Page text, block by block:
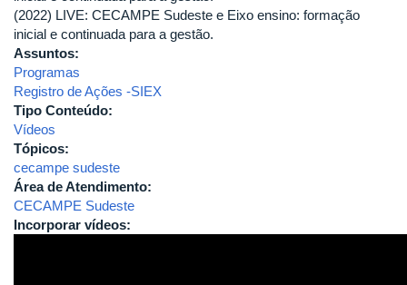
(2022) LIVE: CECAMPE Sudeste e Eixo ensino: formação
inicial e continuada para a gestão.
Assuntos:
Programas
Registro de Ações -SIEX
Tipo Conteúdo:
Vídeos
Tópicos:
cecampe sudeste
Área de Atendimento:
CECAMPE Sudeste
Incorporar vídeos: